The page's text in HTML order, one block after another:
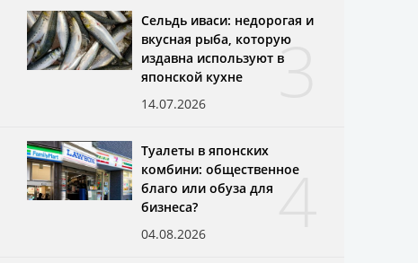
3
Сельдь иваси: недорогая и
вкусная рыба, которую
издавна используют в
японской кухне
14.07.2026
4
Туалеты в японских
комбини: общественное
благо или обуза для
бизнеса?
04.08.2026